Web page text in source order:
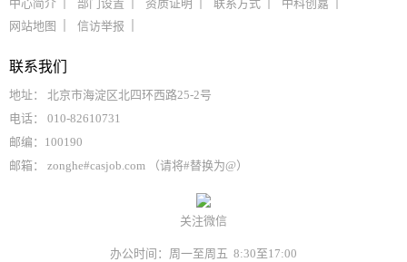
中心简介 部门设置 资质证明 联系方式
中科创嘉
网站地图
信访举报
联系我们
地址： 北京市海淀区北四环西路25-2号
电话： 010-82610731
邮编：100190
邮箱： zonghe#casjob.com （请将#替换为@）
关注微信
办公时间：周一至周五 8:30至17:00